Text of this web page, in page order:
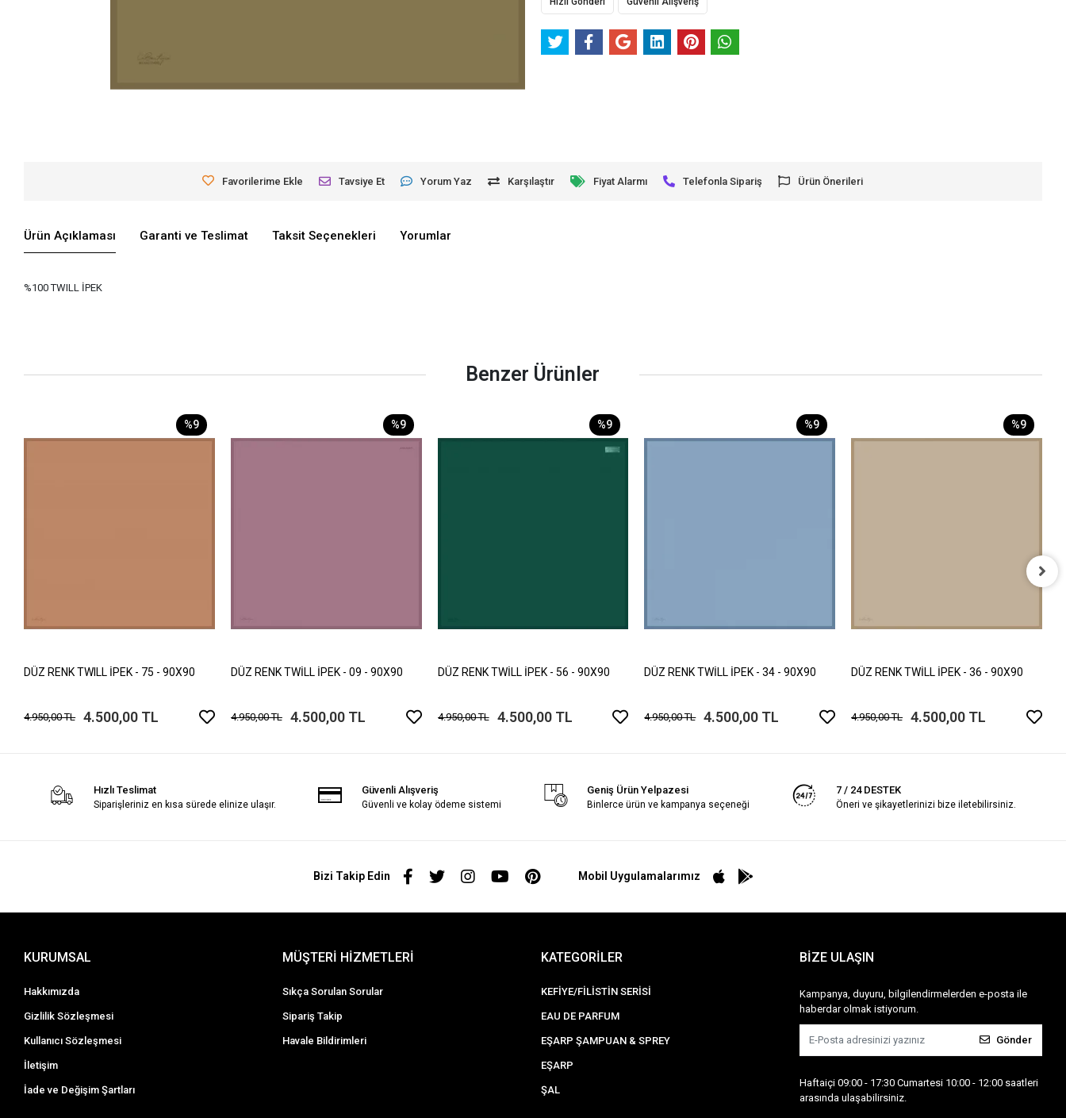
Favorilerime Ekle Tavsiye Et Yorum Yaz Karşılaştır Fiyat Alarmı Telefonla Sipariş Ürün Önerileri
Ürün Açıklaması Garanti ve Teslimat Taksit Seçenekleri Yorumlar
%100 TWILL İPEK
Benzer Ürünler
%9
DÜZ RENK TWILL İPEK - 75 - 90X90
4.950,00 TL 4.500,00 TL
%9
DÜZ RENK TWİLL İPEK - 09 - 90X90
4.950,00 TL 4.500,00 TL
%9
DÜZ RENK TWİLL İPEK - 56 - 90X90
4.950,00 TL 4.500,00 TL
%9
DÜZ RENK TWİLL İPEK - 34 - 90X90
4.950,00 TL 4.500,00 TL
%9
DÜZ RENK TWİLL İPEK - 36 - 90X90
4.950,00 TL 4.500,00 TL
Hızlı Teslimat
Siparişleriniz en kısa sürede elinize ulaşır.
Güvenli Alışveriş
Güvenli ve kolay ödeme sistemi
Geniş Ürün Yelpazesi
Binlerce ürün ve kampanya seçeneği
7 / 24 DESTEK
Öneri ve şikayetlerinizi bize iletebilirsiniz.
Bizi Takip Edin Mobil Uygulamalarımız
KURUMSAL
Hakkımızda
Gizlilik Sözleşmesi
Kullanıcı Sözleşmesi
İletişim
İade ve Değişim Şartları
MÜŞTERİ HİZMETLERİ
Sıkça Sorulan Sorular
Sipariş Takip
Havale Bildirimleri
KATEGORİLER
KEFİYE/FİLİSTİN SERİSİ
EAU DE PARFUM
EŞARP ŞAMPUAN & SPREY
EŞARP
ŞAL
BİZE ULAŞIN
Kampanya, duyuru, bilgilendirmelerden e-posta ile
haberdar olmak istiyorum.
Gönder
Haftaiçi 09:00 - 17:30 Cumartesi 10:00 - 12:00 saatleri
arasında ulaşabilirsiniz.